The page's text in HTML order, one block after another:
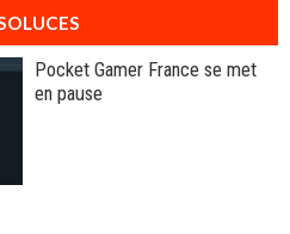
Pocket Gamer France se met
en pause